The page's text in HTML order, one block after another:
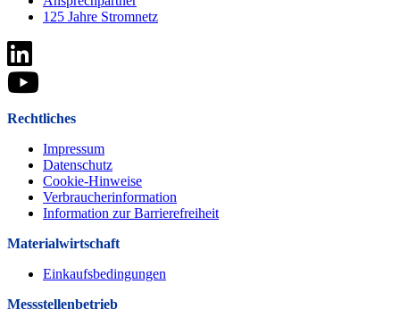
125 Jahre Stromnetz
Rechtliches
Impressum
Datenschutz
Cookie-Hinweise
Verbraucherinformation
Information zur Barrierefreiheit
Materialwirtschaft
Einkaufsbedingungen
Messstellenbetrieb